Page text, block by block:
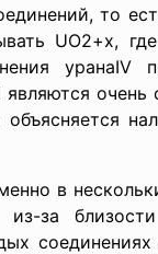
то
UO2+x,
уранаIV
являются очень
объясняется
в
из-за
соединениях